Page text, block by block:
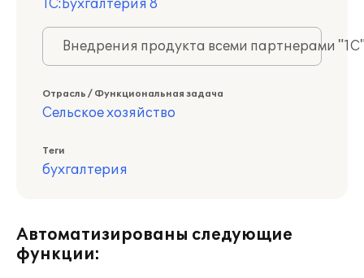
1С:Бухгалтерия 8
Внедрения продукта всеми партнерами
Отрасль / Функциональная задача
Сельское хозяйство
Теги
бухгалтерия
Автоматизированы следующие
функции: